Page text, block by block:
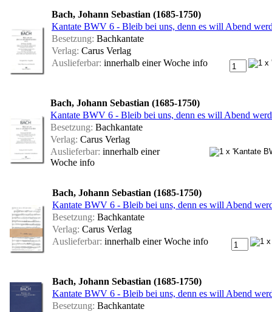
Bach, Johann Sebastian (1685-1750)
Kantate BWV 6 - Bleib bei uns, denn es will Abend
Besetzung: Bachkantate
Verlag: Carus Verlag
Auslieferbar: innerhalb einer Woche info
Bach, Johann Sebastian (1685-1750)
Kantate BWV 6 - Bleib bei uns, denn es will Abend
Besetzung: Bachkantate
Verlag: Carus Verlag
Auslieferbar: innerhalb einer
Woche info
Bach, Johann Sebastian (1685-1750)
Kantate BWV 6 - Bleib bei uns, denn es will Abend
Besetzung: Bachkantate
Verlag: Carus Verlag
Auslieferbar: innerhalb einer Woche info
Bach, Johann Sebastian (1685-1750)
Kantate BWV 6 - Bleib bei uns, denn es will Abend
Besetzung: Bachkantate